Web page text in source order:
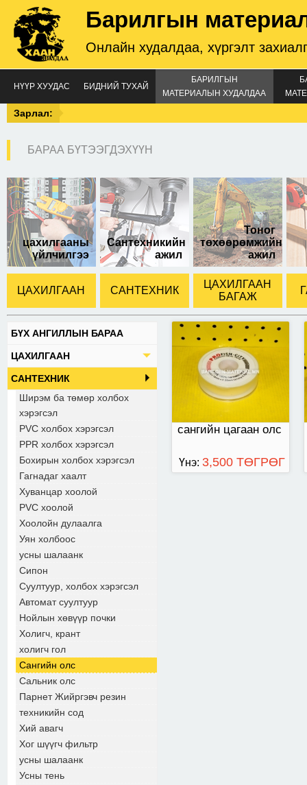
Барилгын
Онлайн худалдаа, хүргэлт
НҮҮР ХУУДАС БИДНИЙ ТУХАЙ
БАРИЛГЫН
МАТЕРИАЛЫН ХУДАЛДАА
Зарлал:
БАРАА БҮТЭЭГДЭХҮҮН
цахилгааны
үйлчилгээ
Сантехникийн
ажил
Тоног
төхөөрөмжийн
ажил
ЦАХИЛГААН САНТЕХНИК
ЦАХИЛГААН
БАГАЖ
БҮХ АНГИЛЛЫН БАРАА
ЦАХИЛГААН
САНТЕХНИК
Ширэм ба төмөр холбох
хэрэгсэл
PVC холбох хэрэгсэл
PPR холбох хэрэгсэл
Бохирын холбох хэрэгсэл
Гагнадаг хаалт
Хуванцар хоолой
PVC хоолой
Хоолойн дулаалга
Уян холбоос
усны шалаанк
Сипон
Суултуур, холбох хэрэгсэл
Автомат суултуур
Нойлын хөвүүр почки
Холигч, крант
холигч гол
Сангийн олс
Сальник олс
Парнет Жийргэвч резин
техникийн сод
Хий авагч
Хог шүүгч фильтр
усны шалаанк
Усны тень
сангийн цагаан олс
сангийн цагаан олс
Үнэ: 3,500 ТӨГРӨГ